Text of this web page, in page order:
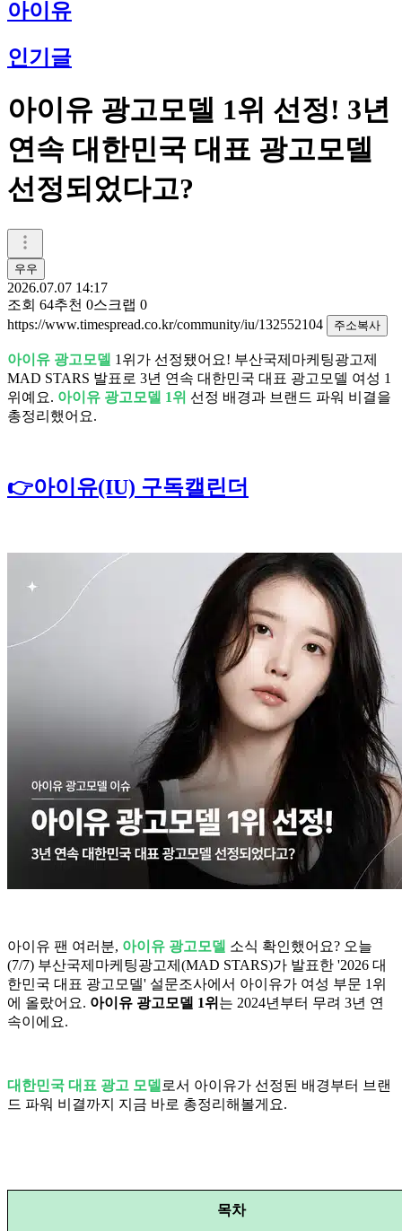
아이유
인기글
아이유 광고모델 1위 선정! 3년
연속 대한민국 대표 광고모델
선정되었다고?
우우
2026.07.07 14:17
조회 64추천 0스크랩 0
https://www.timespread.co.kr/community/iu/132552104
주소복사
아이유 광고모델 1위가 선정됐어요! 부산국제마케팅광고제
MAD STARS 발표로 3년 연속 대한민국 대표 광고모델 여성 1
위예요. 아이유 광고모델 1위 선정 배경과 브랜드 파워 비결을
총정리했어요.
👉아이유(IU) 구독캘린더
아이유 팬 여러분, 아이유 광고모델 소식 확인했어요? 오늘
(7/7) 부산국제마케팅광고제(MAD STARS)가 발표한 '2026 대
한민국 대표 광고모델' 설문조사에서 아이유가 여성 부문 1위
에 올랐어요. 아이유 광고모델 1위 는 2024년부터 무려 3년 연
속이에요.
대한민국 대표 광고 모델 로서 아이유가 선정된 배경부터 브랜
드 파워 비결까지 지금 바로 총정리해볼게요.
목차